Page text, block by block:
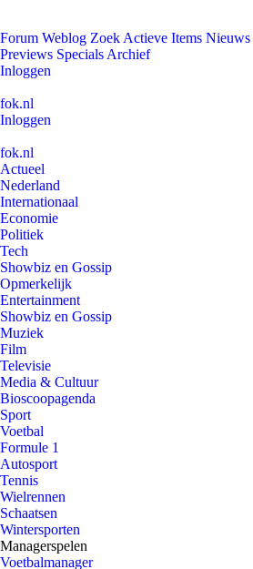
Forum Weblog Zoek Actieve Items Nieuws
Previews Specials Archief
Inloggen
fok.nl
Inloggen
fok.nl
Actueel
Nederland
Internationaal
Economie
Politiek
Tech
Showbiz en Gossip
Opmerkelijk
Entertainment
Showbiz en Gossip
Muziek
Film
Televisie
Media & Cultuur
Bioscoopagenda
Sport
Voetbal
Formule 1
Autosport
Tennis
Wielrennen
Schaatsen
Wintersporten
Managerspelen
Voetbalmanager